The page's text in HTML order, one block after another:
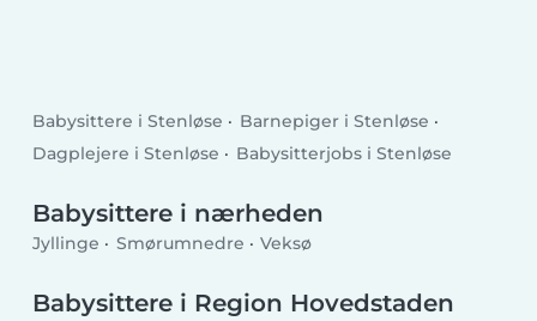
Babysittere i Stenløse
Barnepiger i Stenløse
Dagplejere i Stenløse
Babysitterjobs i Stenløse
Babysittere i nærheden
Jyllinge Smørumnedre Veksø
Babysittere i Region Hovedstaden